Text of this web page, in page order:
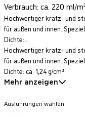
Verbrauch: ca. 220 ml/
Hochwertiger kratz- und
für außen und innen.
Dichte:...
Hochwertiger kratz- und
für außen und innen.
Dichte: ca. 1,24 g/cm³
Mehr anzeigen
Ausführungen wählen